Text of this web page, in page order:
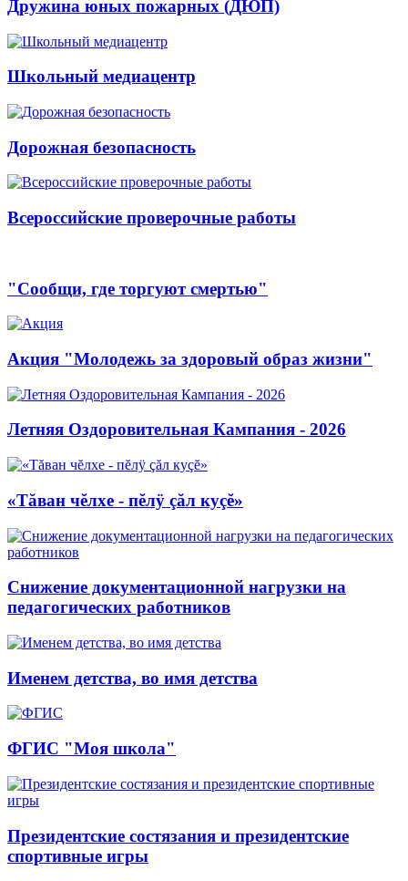
Дружина юных пожарных (ДЮП)
Школьный медиацентр
Дорожная безопасность
Всероссийские проверочные работы
"Сообщи, где торгуют смертью"
Акция "Молодежь за здоровый образ жизни"
Летняя Оздоровительная Кампания - 2026
«Тăван чĕлхе - пĕлÿ çăл куçĕ»
Снижение документационной нагрузки на
педагогических работников
Именем детства, во имя детства
ФГИС "Моя школа"
Президентские состязания и президентские
спортивные игры